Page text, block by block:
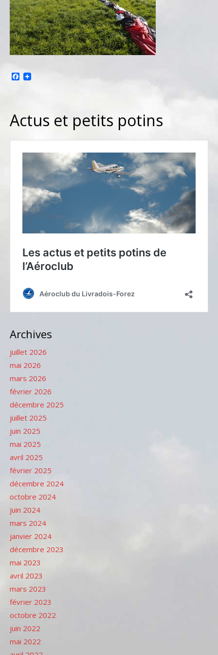
Facebook
Actus et petits potins
Archives
juillet 2026
mai 2026
mars 2026
février 2026
décembre 2025
juillet 2025
juin 2025
mai 2025
avril 2025
février 2025
décembre 2024
octobre 2024
juin 2024
mars 2024
janvier 2024
décembre 2023
mai 2023
avril 2023
mars 2023
février 2023
octobre 2022
juin 2022
mai 2022